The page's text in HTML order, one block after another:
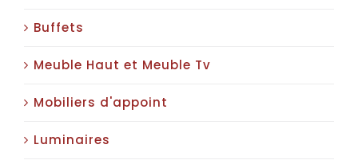
Buffets
Meuble Haut et Meuble Tv
Mobiliers d'appoint
Luminaires